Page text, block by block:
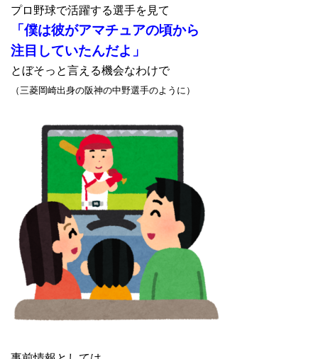
プロ野球で活躍する選手を見て
「僕は彼がアマチュアの頃から
注目していたんだよ」
とぼそっと言える機会なわけで
（三菱岡崎出身の阪神の中野選手のように）